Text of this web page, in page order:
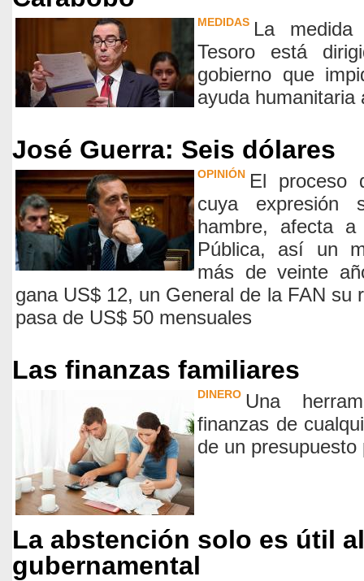
MEDIDAS La medida
Tesoro está
gobierno que
ayuda humanitaria
José Guerra: Seis dólares
OPINIÓN El proceso
cuya expresión
hambre, afecta a
Pública, así un
más de veinte
gana US$ 12, un General de la FAN su
pasa de US$ 50 mensuales
Las finanzas familiares
DINERO Una
finanzas de
de un presupuesto
La abstención solo es útil
gubernamental